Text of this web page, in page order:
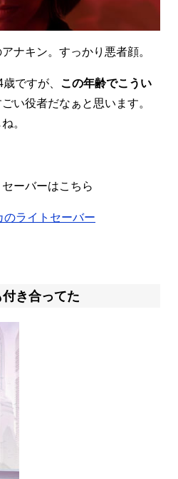
ナキン。すっかり悪者顔。
ですが、 この年齢でこうい
い役者だなぁと思います。
。
ーバーはこちら
ライトセーバー
き合ってた